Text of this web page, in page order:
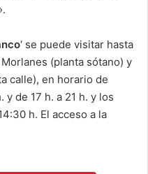
‘ se puede visitar hasta
(planta sótano) y
calle), en horario de
y de 17 h. a 21 h. y los
h. El acceso a la